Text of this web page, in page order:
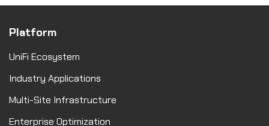
Platform
UniFi Ecosystem
Industry Applications
Multi-Site Infrastructure
Enterprise Optimization